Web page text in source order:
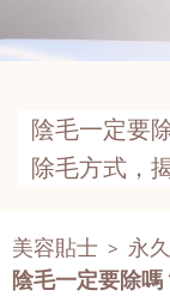
陰毛一定要
除毛方式，
美容貼士 > 永
陰毛一定要除